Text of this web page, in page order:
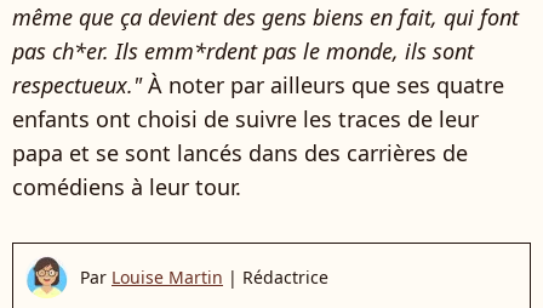
même que ça devient des gens biens en fait, qui font
pas ch*er. Ils emm*rdent pas le monde, ils sont
respectueux."À noter par ailleurs que ses quatre
enfants ont choisi de suivre les traces de leur
papa et se sont lancés dans des carrières de
comédiens à leur tour.
Par Louise Martin | Rédactrice